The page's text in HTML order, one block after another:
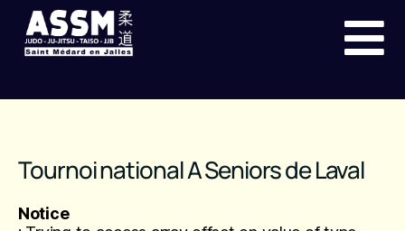
Tournoi national A Seniors de Laval
Notice